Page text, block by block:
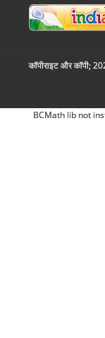
कॉपीराइट और कॉपी;
BCMath lib not